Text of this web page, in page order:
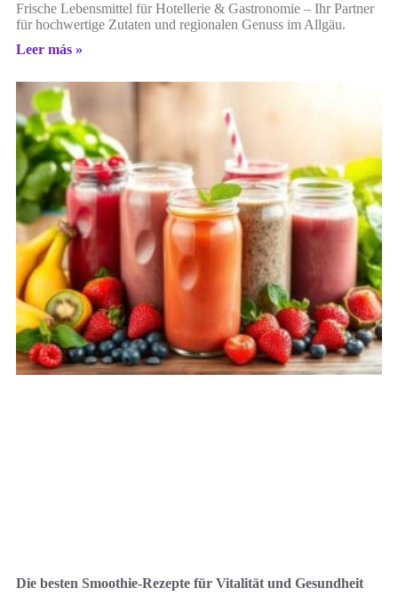
Frische Lebensmittel für Hotellerie & Gastronomie – Ihr Partner
für hochwertige Zutaten und regionalen Genuss im Allgäu.
Leer más »
Die besten Smoothie-Rezepte für Vitalität und Gesundheit